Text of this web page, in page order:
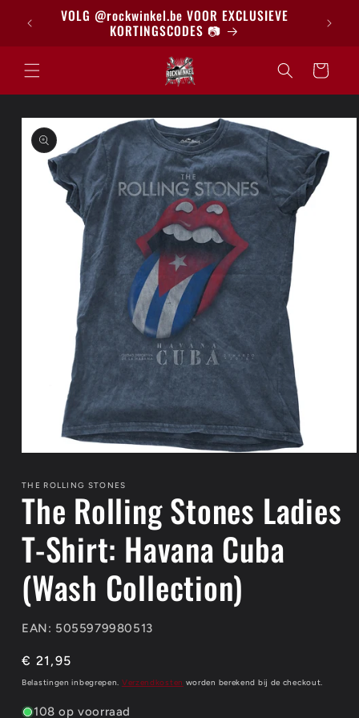
naar deVOLG @rockwinkel.be VOOR EXCLUSIEVE
KORTINGSCODES 📷
Winkelwagen
direct naar
openen
modaal
THE ROLLING STONES
The Rolling Stones Ladies
T-Shirt: Havana Cuba
(Wash Collection)
EAN: 5055979980513
Normale
prijs
€ 21,95
Belastingen inbegrepen. Verzendkosten worden berekend bij de checkout.
108 op voorraad